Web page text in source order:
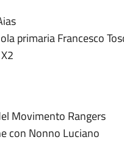
primaria Francesco
Movimento Rangers
con Nonno Luciano